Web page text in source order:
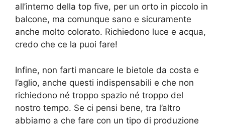
all’interno della top five, per un orto in piccolo in
balcone, ma comunque sano e sicuramente
anche molto colorato. Richiedono luce e acqua,
credo che ce la puoi fare!
Infine, non farti mancare le bietole da costa e
l’aglio, anche questi indispensabili e che non
richiedono né troppo spazio né troppo del
nostro tempo. Se ci pensi bene, tra l’altro
abbiamo a che fare con un tipo di produzione